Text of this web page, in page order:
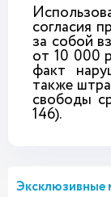
согласия
за собой
от 10 000
факт
также
свободы
146).
Эксклюзивные